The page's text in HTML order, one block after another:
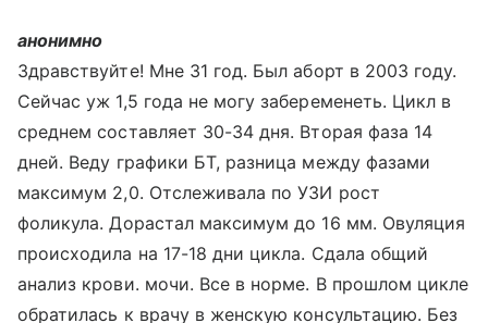
анонимно
Здравствуйте! Мне 31 год. Был аборт в 2003 году.
Сейчас уж 1,5 года не могу забеременеть. Цикл в
среднем составляет 30-34 дня. Вторая фаза 14
дней. Веду графики БТ, разница между фазами
максимум 2,0. Отслеживала по УЗИ рост
фоликула. Дорастал максимум до 16 мм. Овуляция
происходила на 17-18 дни цикла. Сдала общий
анализ крови. мочи. Все в норме. В прошлом цикле
обратилась к врачу в женскую консультацию. Без